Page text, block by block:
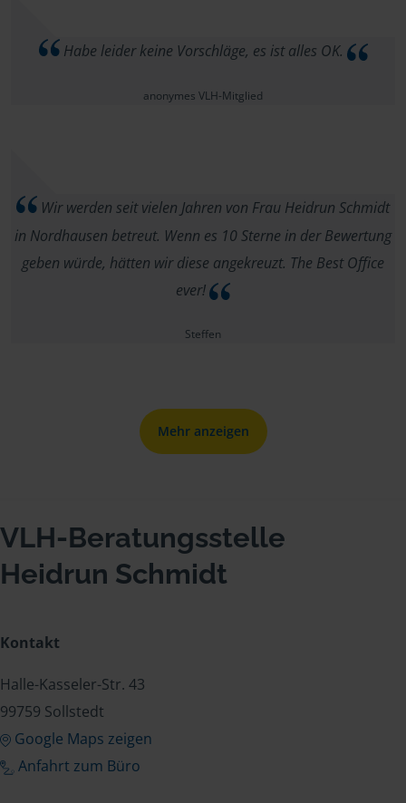
Habe leider keine Vorschläge, es ist alles OK.
anonymes VLH-Mitglied
Wir werden seit vielen Jahren von Frau Heidrun Schmidt
in Nordhausen betreut. Wenn es 10 Sterne in der Bewertung
geben würde, hätten wir diese angekreuzt. The Best Office
ever!
Steffen
Mehr anzeigen
VLH-Beratungsstelle
Heidrun Schmidt
Kontakt
Halle-Kasseler-Str. 43
99759 Sollstedt
Google Maps zeigen
Anfahrt zum Büro